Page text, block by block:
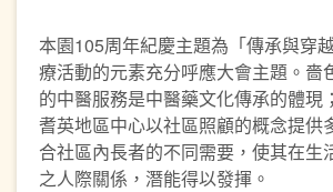
本園105周年紀慶主題為「傳承與穿
療活動的元素充分呼應大會主題。嗇
的中醫服務是中醫藥文化傳承的體現
耆英地區中心以社區照顧的概念提供
合社區內長者的不同需要，使其在生
之人際關係，潛能得以發揮。